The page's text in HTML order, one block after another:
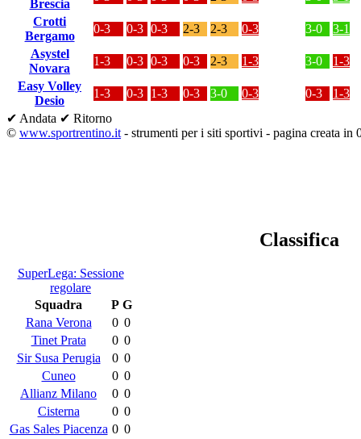
Brescia
Crotti
Bergamo
0-3 0-3 0-3 2-3 2-3 0-3 3-0
3-1
Asystel
Novara
1-3 0-3 0-3 0-3 2-3 1-3 3-0
1-3
Easy Volley
Desio
1-3 0-3 1-3 0-3 3-0 0-3 0-3
1-3
✔ Andata ✔ Ritorno
© www.sportrentino.it - strumenti per i siti sportivi - pagina creata in
Classifica
SuperLega: Sessione
regolare
Squadra
P G
Rana Verona
0 0
Tinet Prata
0 0
Sir Susa Perugia
0 0
Cuneo
0 0
Allianz Milano
0 0
Cisterna
0 0
Gas Sales Piacenza 0 0